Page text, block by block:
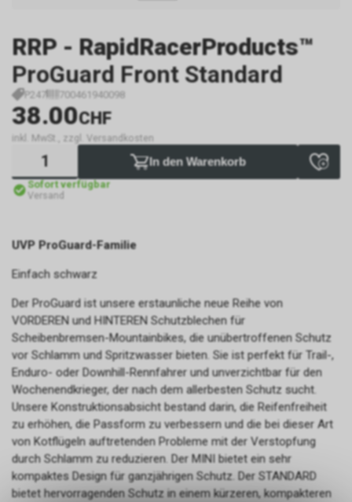
RRP - RapidRacerProducts™
ProGuard Front Standard
P247 700461940098
38.00CHF
inkl. MwSt., zzgl. Versandkosten
In den Warenkorb
Sofort verfügbar
Versand
UVP ProGuard-Familie
Einfach schwarz
Der ProGuard ist unsere erstaunliche neue Reihe von
VORDEREN und HINTEREN Schutzblechen für
Scheibenbremsen-Mountainbikes, die unübertroffenen Schutz
vor Schlamm und Spritzwasser bieten. Sie ist perfekt für Trail-,
Enduro- oder Downhill-Rennfahrer und unverzichtbar für den
Wochenendkrieger, der nach dem allerbesten Schutz sucht.
Unsere Konstruktionsabsicht bestand darin, die Reifenfreiheit
zu erhöhen, die Passform zu verbessern und die bei dieser Art
von Kotflügeln auftretenden Probleme mit der Verstopfung
durch Schlamm zu reduzieren. Der MINI bietet ein sehr
kompaktes Design für ganzjährigen Schutz. Der STANDARD
bietet hervorragenden Schutz in einem kürzeren, kompakteren